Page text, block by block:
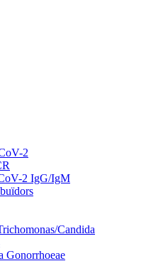
2
2 IgG/IgM
Candida
Gonorrhoeae